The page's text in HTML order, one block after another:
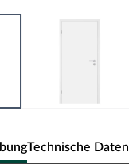
Technische Daten